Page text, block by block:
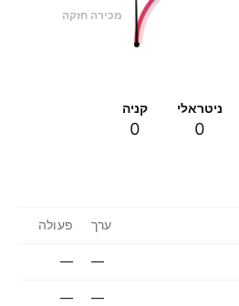
מכירה חזקה
ניטראלי
0
קניה
0
ערך פעולה
—
—
—
—